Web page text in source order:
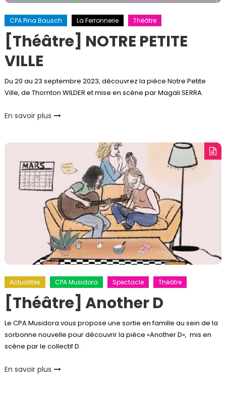
CPA Pina Bausch La Ferronnerie Théâtre
[Théâtre] NOTRE PETITE
VILLE
Du 20 au 23 septembre 2023, découvrez la pièce Notre Petite
Ville, de Thornton WILDER et mise en scène par Magali SERRA.
En savoir plus
Actualités CPA Musidora Spectacle Théâtre
[Théâtre] Another D
Le CPA Musidora vous propose une sortie en famille au sein de la
sorbonne nouvelle pour découvrir la pièce «Another D», mis en
scène par le collectif D.
En savoir plus